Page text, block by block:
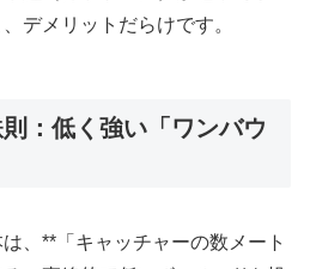
デメリットだらけです。
：低く強い「ワンバウ
、**「キャッチャーの数メート